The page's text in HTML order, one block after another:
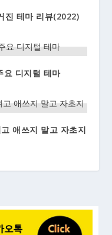
진 테마 리뷰(2022)
요 디지털 테마
애쓰지 말고 자초지